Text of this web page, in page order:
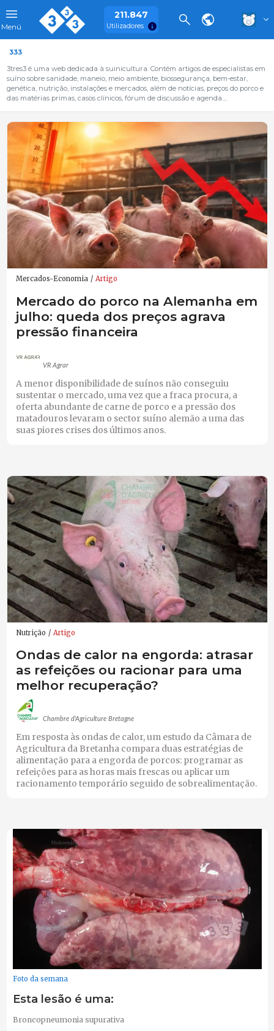
Menú
211.847
Utilizadores
333
3tres3 é uma web dedicada à suinicultura. Contém artigos de especialistas em
suíno sobre sanidade, maneio, meio ambiente, biossegurança, bem-estar,
genética, nutrição, instalações e mercados, além de notícias, preços do porco e
das matérias primas, casos clínicos, fórum de discussão e agenda....
Mercados-Economia Artigo
Mercado do porco na Alemanha em
julho: queda dos preços agrava
pressão financeira
VR Agrar
A menor disponibilidade de suínos não conseguiu
sustentar o mercado, uma vez que a fraca procura, a
oferta abundante de carne de porco e a pressão dos
matadouros levaram o sector suíno alemão a uma das
suas piores crises dos últimos anos.
Nutrição Artigo
Ondas de calor na engorda: atrasar
as refeições ou racionar para uma
melhor recuperação?
Chambre d'Agriculture Bretagne
Em resposta às ondas de calor, um estudo da Câmara de
Agricultura da Bretanha compara duas estratégias de
alimentação para a engorda de porcos: programar as
refeições para as horas mais frescas ou aplicar um
racionamento temporário seguido de sobrealimentação.
Foto da semana
Esta lesão é uma:
Broncopneumonia supurativa